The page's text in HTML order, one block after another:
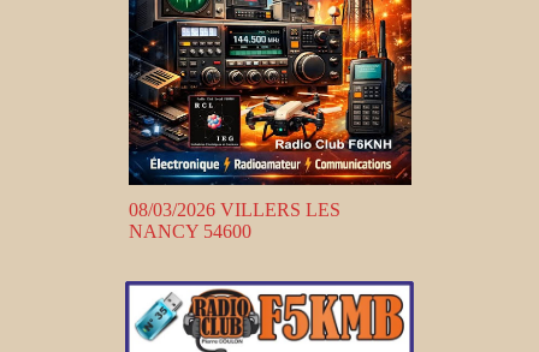
08/03/2026 VILLERS LES
NANCY 54600